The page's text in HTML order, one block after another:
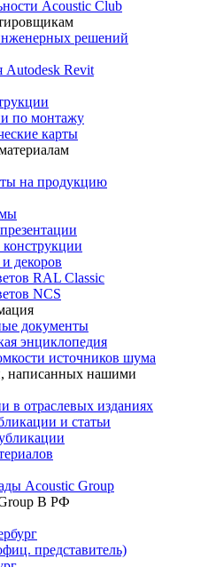
Acoustic Club
решений
Autodesk Revit
по монтажу
карты
на продукцию
декоров
RAL Сlassic
NCS
документы
энциклопедия
источников шума
написанных нашими
в отраслевых изданиях
и статьи
Acoustic Group
В РФ
представитель)